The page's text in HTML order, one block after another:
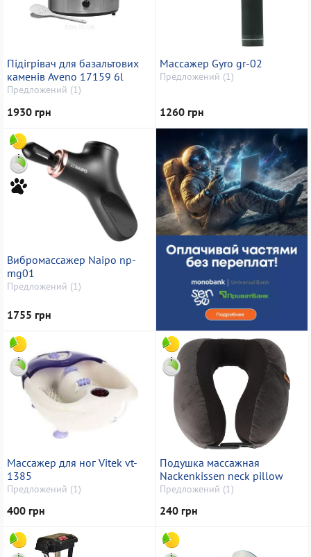
Підігрівач для базальтових
каменів Aveno 17159 6l
Предложений (1)
1930 грн
Массажер Gyro gr-02
Предложений (1)
1260 грн
Вибромассажер Naipo np-
mg01
Предложений (1)
1755 грн
Массажер для ног Vitek vt-
1385
Предложений (1)
400 грн
Подушка массажная
Nackenkissen neck pillow
Предложений (1)
240 грн